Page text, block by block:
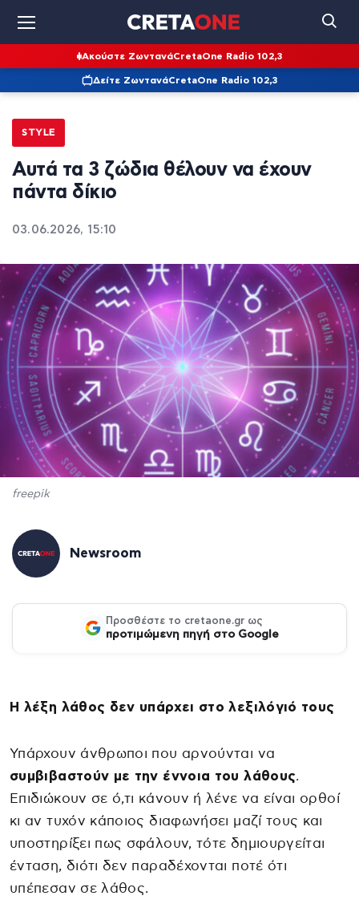
Ακούστε ΖωντανάCretaOne Radio 102,3
Δείτε ΖωντανάCretaOne Radio 102,3
STYLE
Αυτά τα 3 ζώδια θέλουν να έχουν
πάντα δίκιο
03.06.2026, 15:10
freepik
Newsroom
Προσθέστε το cretaone.gr ως
προτιμώμενη πηγή στο Google
Η λέξη λάθος δεν υπάρχει στο λεξιλόγιό τους
Υπάρχουν άνθρωποι που αρνούνται να
συμβιβαστούν με την έννοια του λάθους.
Επιδιώκουν σε ό,τι κάνουν ή λένε να είναι ορθοί
κι αν τυχόν κάποιος διαφωνήσει μαζί τους και
υποστηρίξει πως σφάλουν, τότε δημιουργείται
ένταση, διότι δεν παραδέχονται ποτέ ότι
υπέπεσαν σε λάθος.